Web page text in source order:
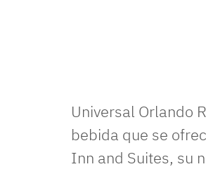
Universal Orlando
bebida que se
Inn and Suites, su